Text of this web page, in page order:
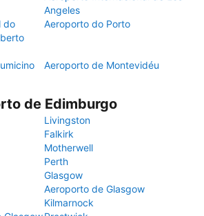
Angeles
do
Aeroporto do Porto
Aeroporto de Montevidéu
de Edimburgo
Livingston
Falkirk
Motherwell
Perth
Glasgow
Aeroporto de Glasgow
Kilmarnock